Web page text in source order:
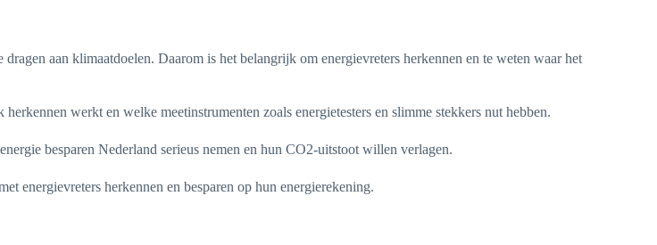
aan klimaatdoelen. Daarom is het belangrijk om energievreters herkennen en te weten waar het
werkt en welke meetinstrumenten zoals energietesters en slimme stekkers nut hebben.
besparen Nederland serieus nemen en hun CO2-uitstoot willen verlagen.
energievreters herkennen en besparen op hun energierekening.